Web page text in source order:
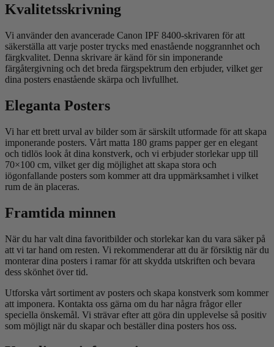
Kvalitetsskrivning
Vi använder den avancerade Canon IPF 8400-skrivaren för att
säkerställa att varje poster trycks med enastående noggrannhet och
färgkvalitet. Denna skrivare är känd för sin imponerande
färgåtergivning och det breda färgspektrum den erbjuder, vilket ger
dina posters enastående skärpa och livfullhet.
Eleganta Posters
Vi har ett brett urval av bilder som är särskilt utformade för att skapa
imponerande posters. Vårt matta 180 grams papper ger en elegant
och tidlös look åt dina konstverk, och vi erbjuder storlekar upp till
70×100 cm, vilket ger dig möjlighet att skapa stora och
iögonfallande posters som kommer att dra uppmärksamhet i vilket
rum de än placeras.
Framtida minnen
När du har valt dina favoritbilder och storlekar kan du vara säker på
att vi tar hand om resten. Vi rekommenderar att du är försiktig när du
monterar dina posters i ramar för att skydda utskriften och bevara
dess skönhet över tid.
Utforska vårt sortiment av posters och skapa konstverk som kommer
att imponera. Kontakta oss gärna om du har några frågor eller
speciella önskemål. Vi strävar efter att göra din upplevelse så positiv
som möjligt när du skapar och beställer dina posters hos oss.